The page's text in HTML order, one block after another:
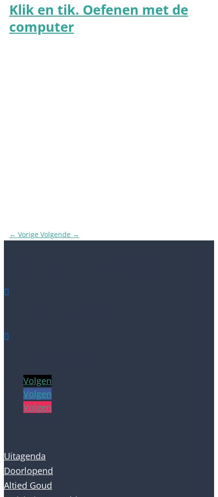
Klik en tik. Oefenen met de
computer
← Vorige Volgende→


Volgen
Volgen
Volgen
Uitagenda
Doorlopend
Altied Goud